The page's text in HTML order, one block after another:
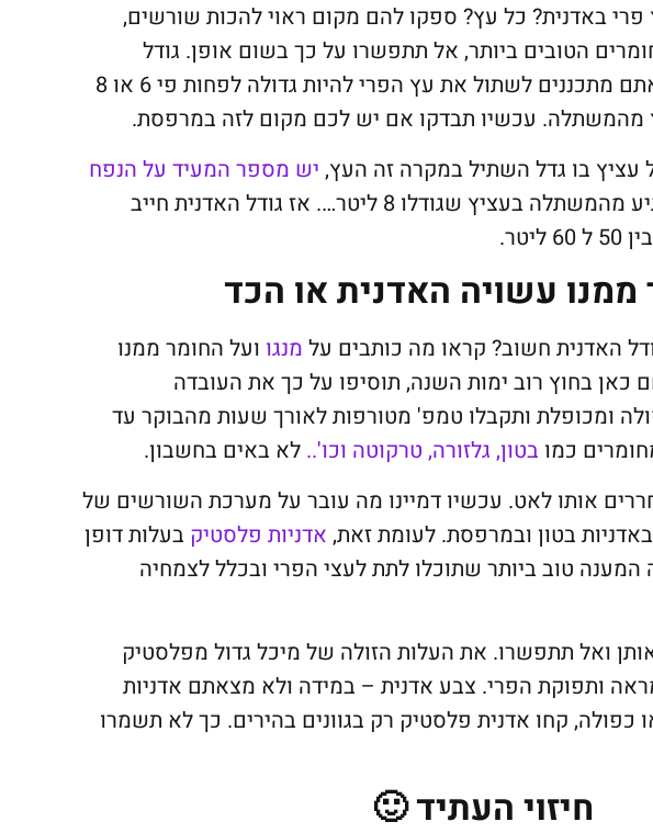
פרי באדנית? כל עץ? ספקו להם מקום ראוי להכות שורשים,
הטובים ביותר, אל תתפשרו על כך בשום אופן. גודל
האדנית – על האדנית בה אתם מתכננים לשתול את עץ הפרי להיות גדולה לפחות פי 6 או 8
מהמשתלה. עכשיו תבדקו אם יש לכם מקום לזה במרפסת.
בו גדל השתיל במקרה זה העץ, יש מספר המעיד על הנפח
. אם העץ שרכשתם מגיע מהמשתלה בעציץ שגודלו 8 ליטר…. אז גודל האדנית חייב
ממנו עשויה האדנית או הכד
האדנית חשוב? קראו מה כותבים על מנגו ועל החומר ממנו
כאן בחוץ רוב ימות השנה, תוסיפו על כך את העובדה
ומכופלת ותקבלו טמפ' מטורפות לאורך שעות מהבוקר עד
כמו בטון, גלזורה, טרקוטה וכו'.. לא באים בחשבון.
אותו לאט. עכשיו דמיינו מה עובר על מערכת השורשים של
בטון ובמרפסת. לעומת זאת, אדניות פלסטיק בעלות דופן
המענה טוב ביותר שתוכלו לתת לעצי הפרי ובכלל לצמחיה
ואל תתפשרו. את העלות הזולה של מיכל גדול מפלסטיק
ותפוקת הפרי. צבע אדנית – במידה ולא מצאתם אדניות
כפולה, קחו אדנית פלסטיק רק בגוונים בהירים. כך לא תשמרו
חיזוי העתיד 🙂